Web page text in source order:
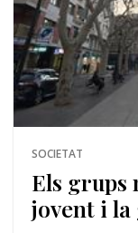
SOCIETAT
Els grups
jovent i